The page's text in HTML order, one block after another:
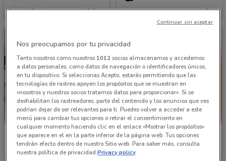
Caduca Domingo 12.9 km 6 km
Sunglass Hut
12.9 km
Solaris
Nos preocupamos por tu privacidad
Tanto nosotros como nuestros 1012socios almacenamos y accedemos
a datos personales, como datos de navegación o identificadores únicos,
en tu dispositivo. Si seleccionas Acepto, estarás permitiendo que las
tecnologías de rastreo apoyen los propósitos que se muestran en
«nosotros y nuestros socios tratamos datos para proporcionar». Si se
deshabilitan los rastreadores, parte del contenido y los anuncios que ves
podrían dejar de ser relevantes para ti. Puedes volver a acceder a este
menú para cambiar tus opciones o retirar el consentimiento en
cualquier momento haciendo clic en el enlace «Mostrar los propósitos»
que aparece en el en la parte inferior de la página web. Tus opciones
tendrán efecto dentro de nuestro Sitio web. Para saber más, consulta
nuestra política de privacidad.Privacy policy
Continuar sin aceptar